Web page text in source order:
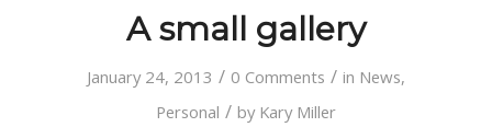
A small gallery
January 24, 2013 / 0 Comments / in News,
Personal / by Kary Miller